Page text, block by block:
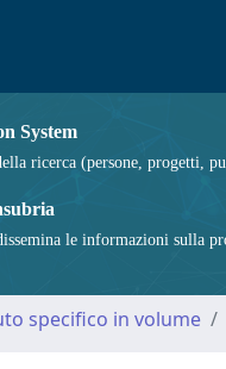
System
ricerca (persone, progetti,
le informazioni sulla
specifico in volume